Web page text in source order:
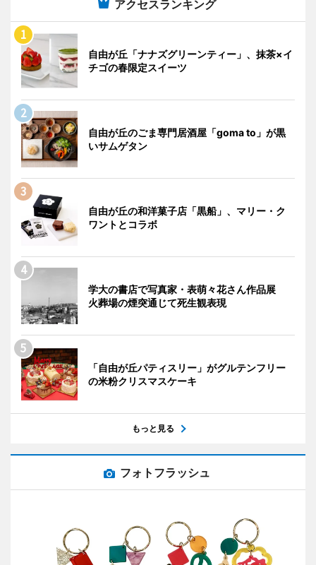
アクセスランキング
自由が丘「ナナズグリーンティー」、抹茶×イ
チゴの春限定スイーツ
自由が丘のごま専門居酒屋「goma to」が黒
いサムゲタン
自由が丘の和洋菓子店「黒船」、マリー・ク
ワントとコラボ
学大の書店で写真家・表萌々花さん作品展
火葬場の煙突通じて死生観表現
「自由が丘パティスリー」がグルテンフリー
の米粉クリスマスケーキ
もっと見る
フォトフラッシュ